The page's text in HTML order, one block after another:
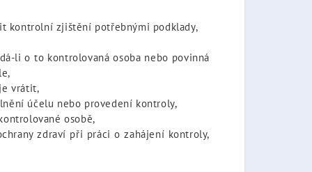
kontrolní zjištění potřebnými podklady,
li o to kontrolovaná osoba nebo povinná
vrátit,
účelu nebo provedení kontroly,
osobě,
zdraví při práci o zahájení kontroly,